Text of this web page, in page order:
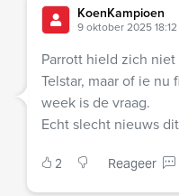
KoenKampioen
9 oktober 2025 18:12
Parrott hield zich
Telstar, maar of ie
week is de vraag.
Echt slecht nieuws dit
2 Reageer